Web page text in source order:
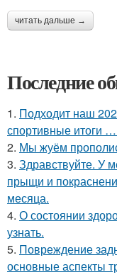
читать дальше →
Последние
1. Подходит наш
спортивные итоги
2. Мы жуём
3. Здравствуйте. У
прыщи и
месяца.
4. О состоянии
узнать.
5. Повреждение
основные аспекты